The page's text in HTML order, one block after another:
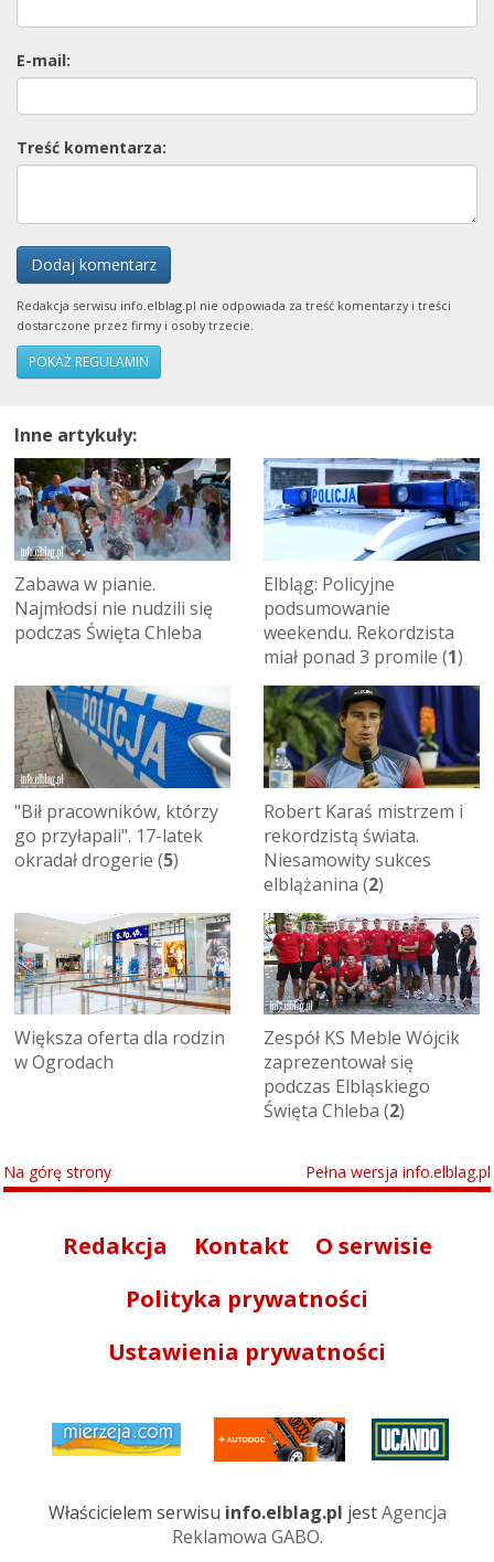
E-mail:
Treść komentarza:
Dodaj komentarz
Redakcja serwisu info.elblag.pl nie odpowiada za treść komentarzy i treści
dostarczone przez firmy i osoby trzecie.
POKAŻ REGULAMIN
Inne artykuły:
Zabawa w pianie.
Najmłodsi nie nudzili się
podczas Święta Chleba
Elbląg: Policyjne
podsumowanie
weekendu. Rekordzista
miał ponad 3 promile (1)
"Bił pracowników, którzy
go przyłapali". 17-latek
okradał drogerie (5)
Robert Karaś mistrzem i
rekordzistą świata.
Niesamowity sukces
elblążanina (2)
Większa oferta dla rodzin
w Ogrodach
Zespół KS Meble Wójcik
zaprezentował się
podczas Elbląskiego
Święta Chleba (2)
Na górę strony Pełna wersja info.elblag.pl
Redakcja Kontakt
O serwisie
Polityka prywatności
Ustawienia prywatności
Właścicielem serwisu info.elblag.pl jestAgencja
Reklamowa GABO.